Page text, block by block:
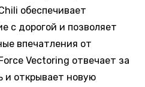
обеспечивает
с дорогой и позволяет
впечатления от
Vectoring отвечает за
и открывает новую